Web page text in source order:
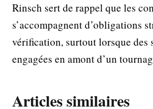
Rinsch sert de rappel que les
s’accompagnent d’obligations
vérification, surtout lorsque des
engagées en amont d’un
Articles similaires